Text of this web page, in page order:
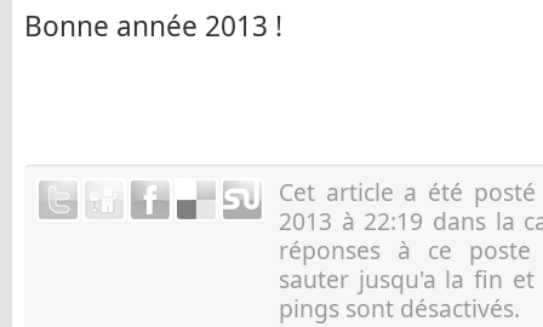
Bonne année 2013 !
Cet article a été
2013 à 22:19 dans la
réponses à ce
sauter jusqu'a la fin et
pings sont désactivés.